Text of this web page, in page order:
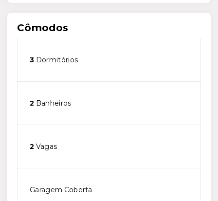
Cômodos
3 Dormitórios
2 Banheiros
2 Vagas
Garagem Coberta